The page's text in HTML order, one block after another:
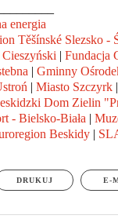
energia
Těšínské Slezsko -
Cieszyński | Fundacja
| Gminny
| Miasto Szczyrk |
Dom Zielin
- Bielsko-Biała |
Beskidy |
DRUKUJ E-